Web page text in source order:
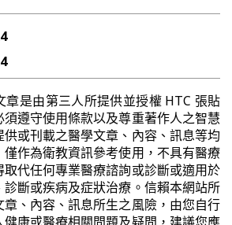
章是由第三人所提供並授權 HTC 張貼
遵守使用條款以及尊重著作人之智慧
或刊載之醫學文章、內容、訊息等均
作為衛教資訊參考使用，不具有醫療
代任何專業醫療諮詢或診斷或適用於
斷或疾病及症狀治療。信賴本網站所
、內容、訊息所生之風險，由您自行